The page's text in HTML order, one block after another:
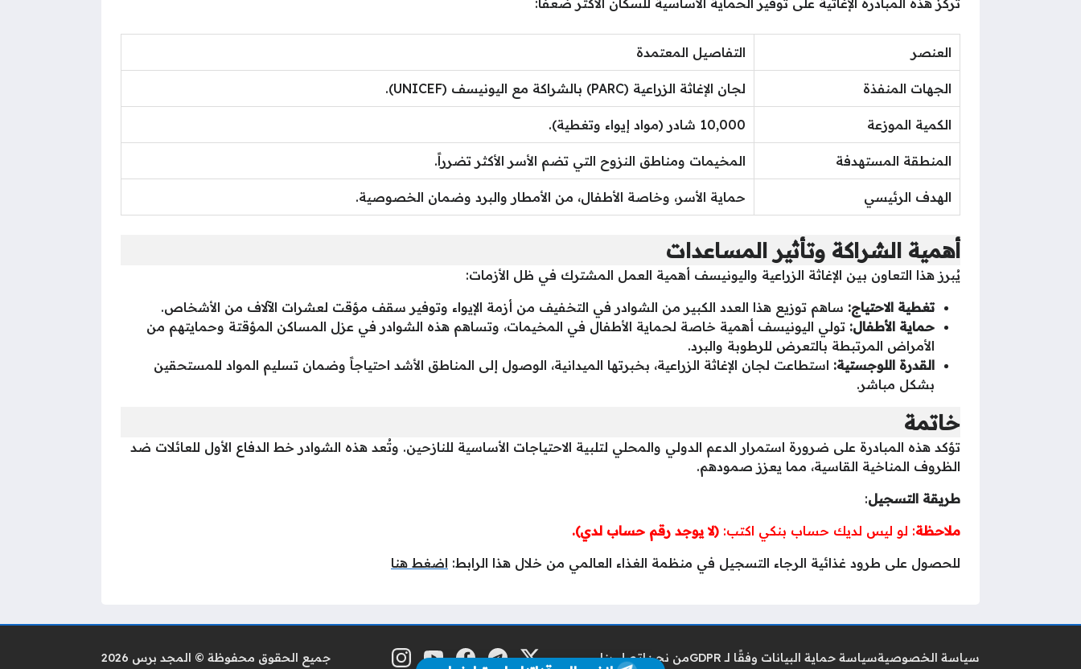
تركز هذه المبادرة الإغاثية على توفير الحماية الأساسية للسكان الأكثر ضعفاً:
العنصر التفاصيل المعتمدة
الجهات المنفذة لجان الإغاثة الزراعية (PARC) بالشراكة مع اليونيسف (UNICEF).
الكمية الموزعة 10,000 شادر (مواد إيواء وتغطية).
المنطقة المستهدفة المخيمات ومناطق النزوح التي تضم الأسر الأكثر تضرراً.
الهدف الرئيسي حماية الأسر، وخاصة الأطفال، من الأمطار والبرد وضمان الخصوصية.
أهمية الشراكة وتأثير المساعدات
يُبرز هذا التعاون بين الإغاثة الزراعية واليونيسف أهمية العمل المشترك في ظل الأزمات:
تغطية الاحتياج: ساهم توزيع هذا العدد الكبير من الشوادر في التخفيف من أزمة الإيواء وتوفير سقف مؤقت لعشرات الآلاف من الأشخاص.
حماية الأطفال: تولي اليونيسف أهمية خاصة لحماية الأطفال في المخيمات، وتساهم هذه الشوادر في عزل المساكن المؤقتة وحمايتهم من
الأمراض المرتبطة بالتعرض للرطوبة والبرد.
القدرة اللوجستية: استطاعت لجان الإغاثة الزراعية، بخبرتها الميدانية، الوصول إلى المناطق الأشد احتياجاً وضمان تسليم المواد للمستحقين
بشكل مباشر.
خاتمة
تؤكد هذه المبادرة على ضرورة استمرار الدعم الدولي والمحلي لتلبية الاحتياجات الأساسية للنازحين. وتُعد هذه الشوادر خط الدفاع الأول للعائلات ضد
الظروف المناخية القاسية، مما يعزز صمودهم.
طريقة التسجيل:
ملاحظة: لو ليس لديك حساب بنكي اكتب: (لا يوجد رقم حساب لدي).
للحصول على طرود غذائية الرجاء التسجيل في منظمة الغذاء العالمي من خلال هذا الرابط: اضغط هنا
سياسة الخصوصيةسياسة حماية البيانات وفقًا لـ GDPR من نحناتصل بنا منصة إكس
تلغرامفيسبوكيوتيوبإنستغرام جميع الحقوق محفوظة © المجد برس 2026